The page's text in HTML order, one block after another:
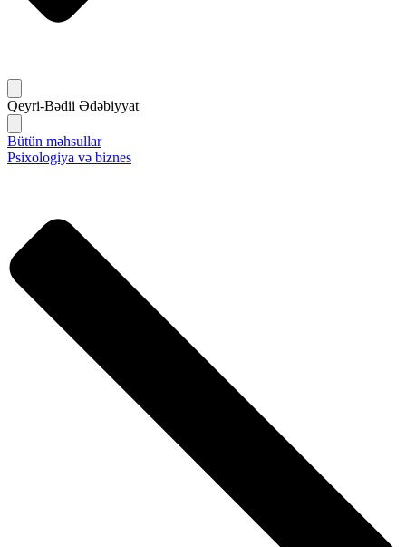
Qeyri-Bədii Ədəbiyyat
Bütün məhsullar
Psixologiya və biznes